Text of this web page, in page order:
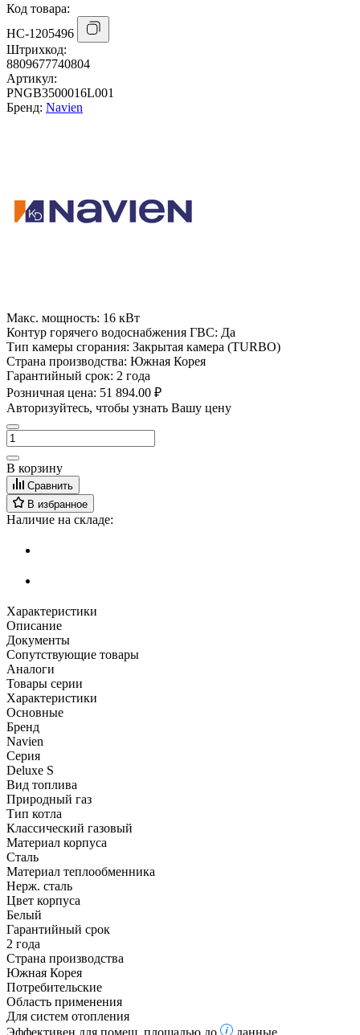
Код товара:
НС-1205496
Штрихкод:
8809677740804
Артикул:
PNGB3500016L001
Бренд: Navien
Макс. мощность: 16 кВт
Контур горячего водоснабжения ГВС: Да
Тип камеры сгорания: Закрытая камера (TURBO)
Страна производства: Южная Корея
Гарантийный срок: 2 года
Розничная цена: 51 894.00 ₽
Авторизуйтесь, чтобы узнать Вашу цену
В корзину
Сравнить
В избранное
Наличие на складе:
Характеристики
Описание
Документы
Сопутствующие товары
Аналоги
Товары серии
Характеристики
Основные
Бренд
Navien
Серия
Deluxe S
Вид топлива
Природный газ
Тип котла
Классический газовый
Материал корпуса
Сталь
Материал теплообменника
Нерж. сталь
Цвет корпуса
Белый
Гарантийный срок
2 года
Страна производства
Южная Корея
Потребительские
Область применения
Для систем отопления
Эффективен для помещ. площадью до
данные